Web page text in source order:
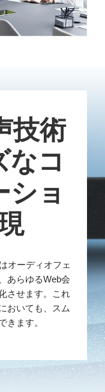
技術
なコ
ショ
オーディオフェ
あらゆるWeb会
させます。これ
おいても、スム
きます。